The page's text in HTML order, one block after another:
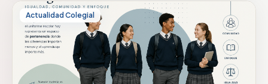
Actualidad Colegial